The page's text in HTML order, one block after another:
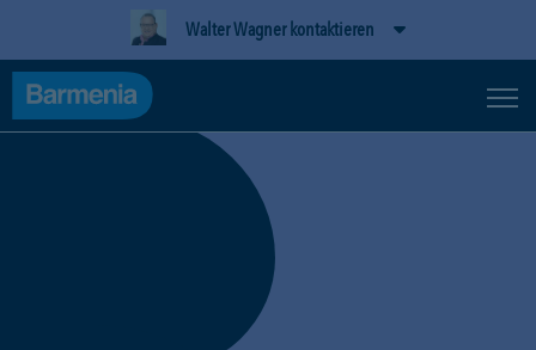
Walter Wagner kontaktieren